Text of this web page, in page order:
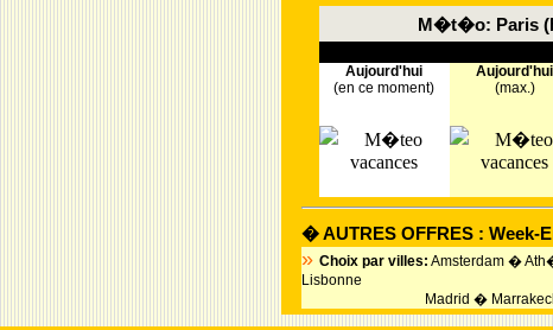
M�t�o: Paris
Aujourd'hui
(en ce moment)
Aujourd'hui
(max.)
� AUTRES OFFRES : Week-
» Choix par villes: Amsterdam�
Lisbonne
Madrid �